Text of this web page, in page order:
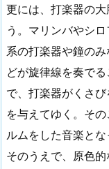
更には、打楽器の
う。マリンバやシ
系の打楽器や鐘の
どが旋律線を奏で
で、打楽器がくさ
を与えてゆく。そ
ルムをした音楽とな
そのうえで、原色